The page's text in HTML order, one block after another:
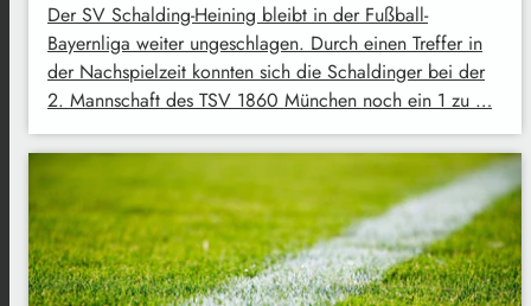
Der SV Schalding-Heining bleibt in der Fußball-
Bayernliga weiter ungeschlagen. Durch einen Treffer in
der Nachspielzeit konnten sich die Schaldinger bei der
2. Mannschaft des TSV 1860 München noch ein 1 zu …